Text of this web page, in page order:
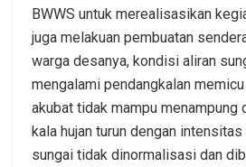
BWWS untuk merealisasikan
juga melakuan pembuatan
warga desanya, kondisi aliran
mengalami pendangkalan
akubat tidak mampu menampung
kala hujan turun dengan
sungai tidak dinormalisasi dan